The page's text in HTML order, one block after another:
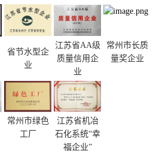
省节水型企
业
江苏省AA级
质量信用企
业
常州市长质
量奖企业
常州市绿色
工厂
江苏省机冶
石化系统“幸
福企业”